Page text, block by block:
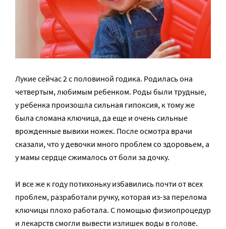
Лукие сейчас 2 с половиной годика. Родилась она
четвертым, любимым ребенком. Роды были трудные,
у ребенка произошла сильная гипоксия, к тому же
была сломана ключица, да еще и очень сильные
врожденные вывихи ножек. После осмотра врачи
сказали, что у девочки много проблем со здоровьем, а
у мамы сердце сжималось от боли за дочку.
И все же к году потихоньку избавились почти от всех
проблем, разработали ручку, которая из-за перелома
ключицы плохо работала. С помощью физиопроцедур
и лекарств смогли вывести излишек воды в голове.